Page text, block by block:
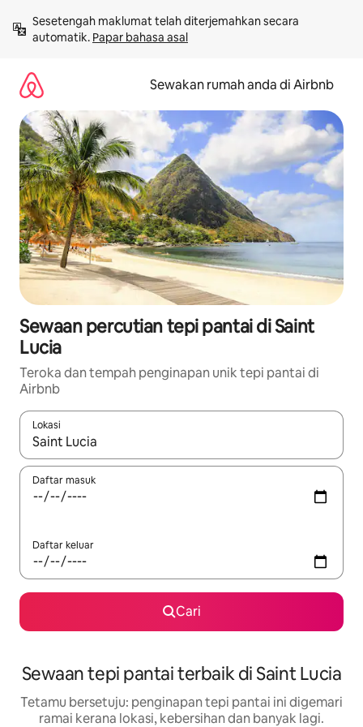
kandungan
Sesetengah maklumat telah diterjemahkan secara
automatik. Papar bahasa asal
Sewakan rumah anda di Airbnb
Sewaan percutian tepi pantai di Saint
Lucia
Teroka dan tempah penginapan unik tepi pantai di
Airbnb
Lokasi
Apabila hasil tersedia, navigasi dengan kekunci anak panah
Daftar masuk
Daftar keluar
Cari
Sewaan tepi pantai terbaik di Saint Lucia
Tetamu bersetuju: penginapan tepi pantai ini digemari
ramai kerana lokasi, kebersihan dan banyak lagi.